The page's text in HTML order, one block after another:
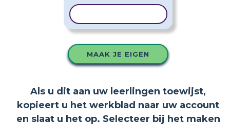
MAAK JE EIGEN
Als u dit aan uw leerlingen toewijst,
kopieert u het werkblad naar uw account
en slaat u het op. Selecteer bij het maken